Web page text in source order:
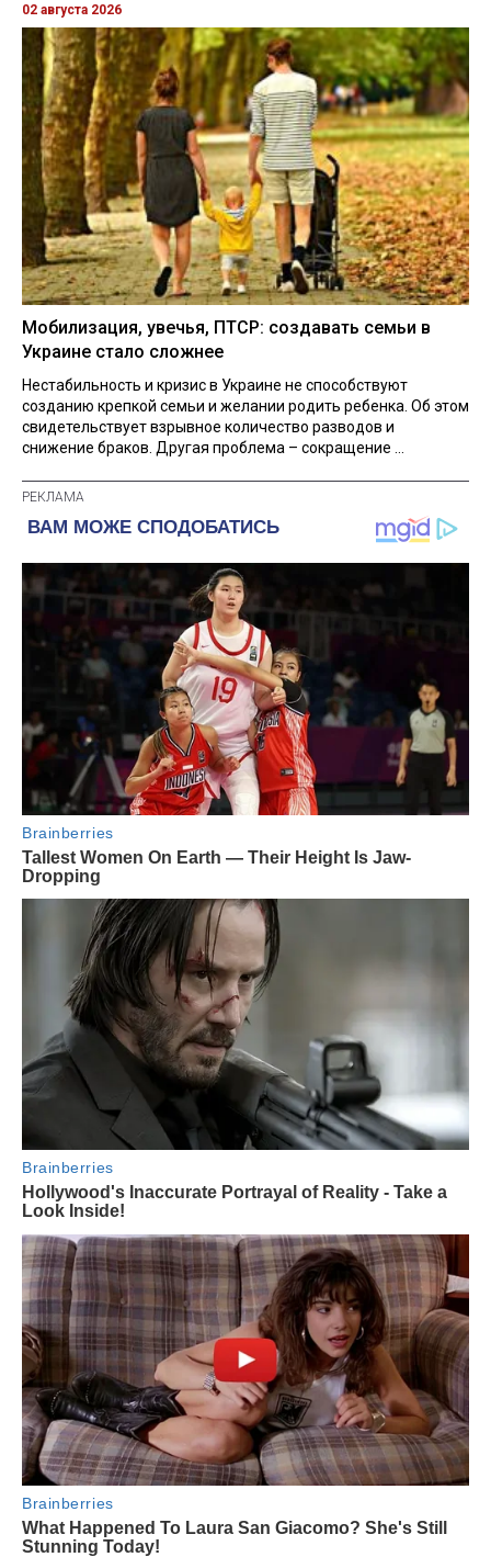
02 августа 2026
Мобилизация, увечья, ПТСР: создавать семьи в
Украине стало сложнее
Нестабильность и кризис в Украине не способствуют
созданию крепкой семьи и желании родить ребенка. Об этом
свидетельствует взрывное количество разводов и
снижение браков. Другая проблема – сокращение ...